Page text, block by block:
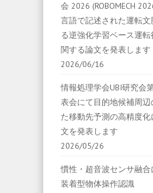
会 2026 (ROBOMECH
言語で記述された運転文
る逆強化学習ベース運
関する論文を発表します
2026/06/16
情報処理学会UBI研究会
表会にて目的地候補周辺
た移動先予測の高精度
文を発表します
2026/05/26
慣性・超音波センサ融
装着型物体操作認識